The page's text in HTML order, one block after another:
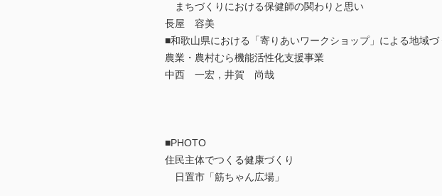
まちづくりにおける保健師の関わりと思い
長屋 容美
■和歌山県における「寄りあいワークショップ」による地域づ
農業・農村むら機能活性化支援事業
中西 一宏，井賀 尚哉
■PHOTO
住民主体でつくる健康づくり
日置市「筋ちゃん広場」